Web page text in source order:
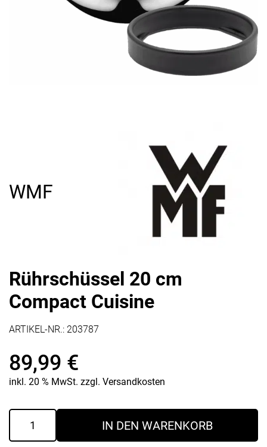
WMF
Rührschüssel 20 cm
Compact Cuisine
ARTIKEL-NR.: 203787
89,99 €
inkl. 20 % MwSt. zzgl. Versandkosten
Rührschüssel
cm
IN DEN WARENKORB